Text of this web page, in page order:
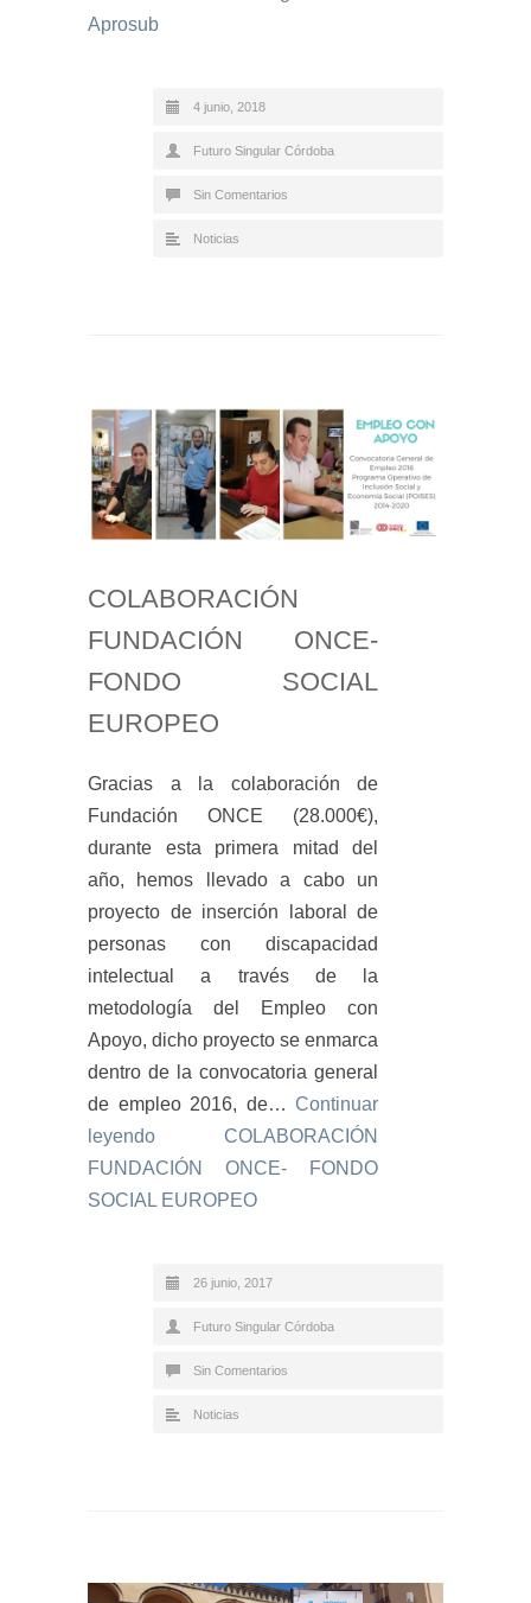
Aprosub
4 junio, 2018
Futuro Singular Córdoba
Sin Comentarios
Noticias
COLABORACIÓN
FUNDACIÓN ONCE-
FONDO SOCIAL
EUROPEO
Gracias a la colaboración de
Fundación ONCE (28.000€),
durante esta primera mitad del
año, hemos llevado a cabo un
proyecto de inserción laboral de
personas con discapacidad
intelectual a través de la
metodología del Empleo con
Apoyo, dicho proyecto se enmarca
dentro de la convocatoria general
de empleo 2016, de… Continuar
leyendo COLABORACIÓN
FUNDACIÓN ONCE- FONDO
SOCIAL EUROPEO
26 junio, 2017
Futuro Singular Córdoba
Sin Comentarios
Noticias